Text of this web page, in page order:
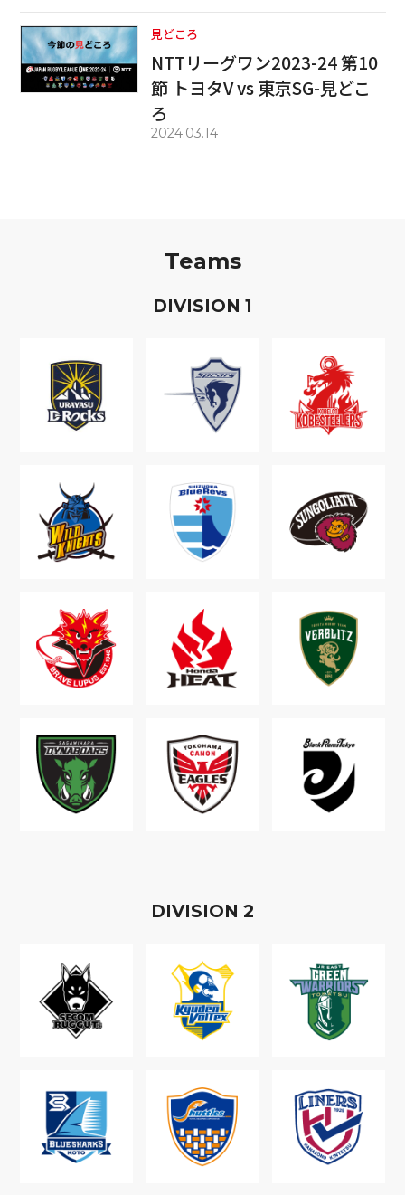
見どころ
NTTリーグワン2023-24 第10
節 トヨタV vs 東京SG-見どこ
ろ
2024.03.14
Teams
DIVISION 1
DIVISION 2